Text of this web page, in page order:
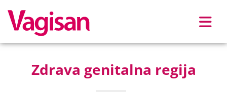
Zdrava genitalna regija